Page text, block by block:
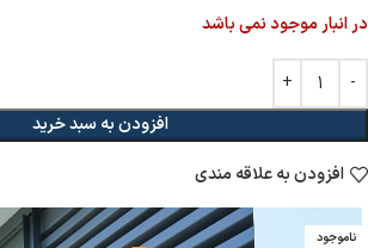
در انبار موجود نمی باشد
افزودن به سبد خرید
افزودن به علاقه مندی
ناموجود